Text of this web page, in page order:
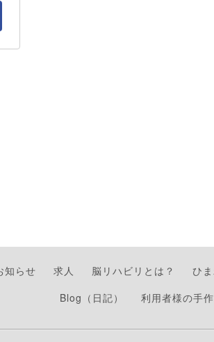
知らせ 求人 脳リハビリとは？ ひ
Blog（日記）
利用者様の手